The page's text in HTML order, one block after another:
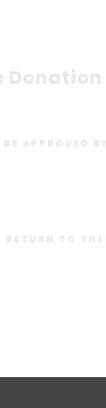
Donation
APPROVED
TO